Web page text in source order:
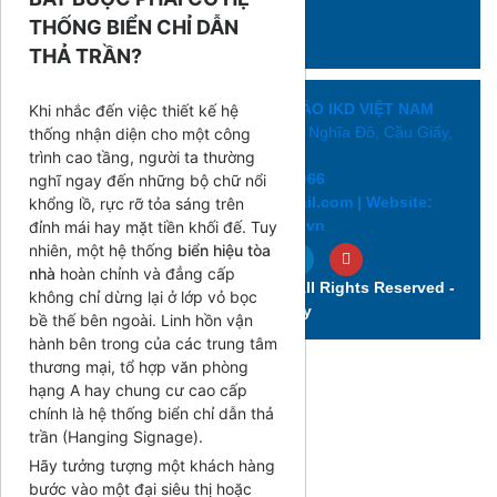
THỐNG BIỂN CHỈ DẪN
THẢ TRẦN?
Khi nhắc đến việc thiết kế hệ
thống nhận diện cho một công
trình cao tầng, người ta thường
nghĩ ngay đến những bộ chữ nổi
khổng lồ, rực rỡ tỏa sáng trên
đỉnh mái hay mặt tiền khối đế. Tuy
nhiên, một hệ thống biển hiệu tòa
nhà hoàn chỉnh và đẳng cấp
không chỉ dừng lại ở lớp vỏ bọc
bề thế bên ngoài. Linh hồn vận
hành bên trong của các trung tâm
thương mại, tổ hợp văn phòng
hạng A hay chung cư cao cấp
chính là hệ thống biển chỉ dẫn thả
trần (Hanging Signage).
Hãy tưởng tượng một khách hàng
bước vào một đại siêu thị hoặc
Liên hệ ngay
0926110066
CÔNG TY XÂY DỰNG QUẢNG CÁO IKD VIỆT NAM
Add: Số 39B/42/175 Lạc Long Quân, Nghĩa Đô, Cầu Giấy,
Hà Nội .
Hotline: 0926110066
Email: sales.quangcaoikd@gmail.com | Website:
www.bienhieuled.vn
Copyright ©2016 Bienhieuled.vn. All Rights Reserved -
Design by @duy